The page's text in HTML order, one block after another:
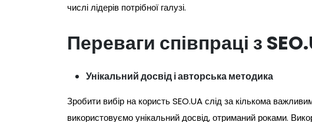
числі лідерів потрібної галузі.
Переваги співпраці з
Унікальний досвід і авторська методика
Зробити вибір на користь SEO.UA слід за кількома
використовуємо унікальний досвід, отриманий роками.